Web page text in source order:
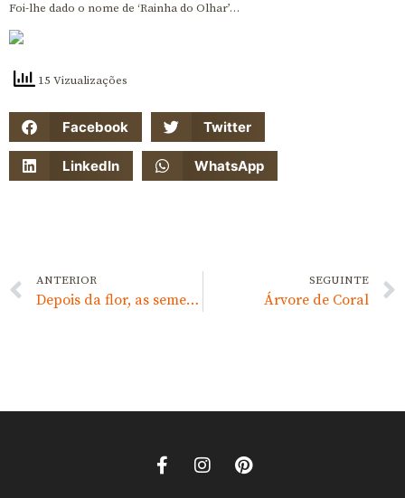
Foi-lhe dado o nome de ‘Rainha do Olhar’…
15 Vizualizações
Facebook Twitter
LinkedIn WhatsApp
ANTERIOR
Depois da flor, as sementes…
SEGUINTE
Árvore de Coral